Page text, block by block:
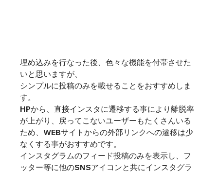
埋め込みを行なった後、色々な機能を付帯させた
いと思いますが、
シンプルに投稿のみを載せることをおすすめしま
す。
HPから、直接インスタに遷移する事により離脱率
が上がり、戻ってこないユーザーもたくさんいる
ため、WEBサイトからの外部リンクへの遷移は少
なくする事がおすすめです。
インスタグラムのフィード投稿のみを表示し、フ
ッター等に他のSNSアイコンと共にインスタグラ